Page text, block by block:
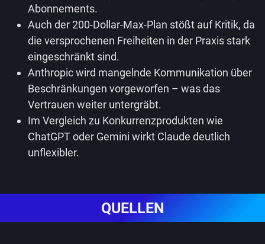
Abonnements.
Auch der 200-Dollar-Max-Plan stößt auf Kritik, da
die versprochenen Freiheiten in der Praxis stark
eingeschränkt sind.
Anthropic wird mangelnde Kommunikation über
Beschränkungen vorgeworfen – was das
Vertrauen weiter untergräbt.
Im Vergleich zu Konkurrenzprodukten wie
ChatGPT oder Gemini wirkt Claude deutlich
unflexibler.
QUELLEN